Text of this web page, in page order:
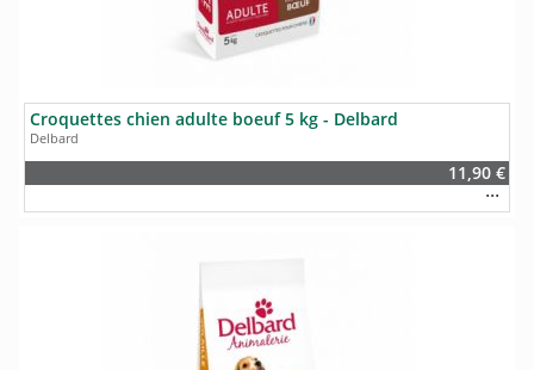
Croquettes chien adulte boeuf 5 kg - Delbard
Delbard
11,90 €